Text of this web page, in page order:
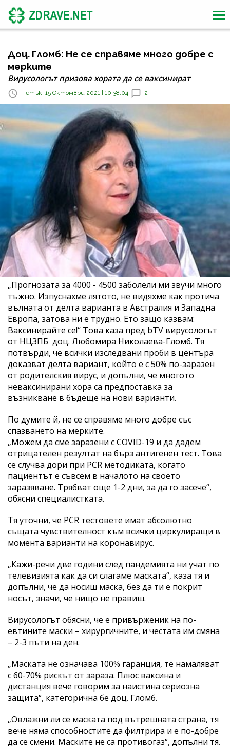
Доц. Гломб: Не се справяме много добре с
мерките
Вирусологът призова хората да се ваксинират
Петък, 15 Октомври 2021 | 10:38:04 2
„Прогнозата за 4000 - 4500 заболели ми звучи много
тъжно. Изпуснахме лятото, не видяхме как протича
вълната от делта варианта в Австралия и Запaдна
Европа, затова ни е трудно. Ето защо казвам:
Ваксинирайте се!“ Това каза пред bTV вирусологът
от НЦЗПБ доц. Любомира Николаева-Гломб. Тя
потвърди, че всички изследвани проби в центъра
доказват делта вариант, който е с 50% по-заразен
от родителския вирус, и допълни, че многото
неваксинирани хора са предпоставка за
възникване в бъдеще на нови варианти.
По думите й, не се справяме много добре със
спазването на мерките.
„Можем да сме заразени с COVID-19 и да дадем
отрицателен резултат на бърз антигенен тест. Това
се случва дори при PCR методиката, когато
пациентът е съвсем в началото на своето
заразяване. Трябват още 1-2 дни, за да го засече“,
обясни специалистката.
Тя уточни, че PCR тестовете имат абсолютно
същата чувствителност към всички циркулиращи в
момента варианти на коронавирус.
„Кажи-речи две години след пандемията ни учат по
телевизията как да си слагаме маската“, каза тя и
допълни, че да носиш маска, без да ти е покрит
носът, значи, че нищо не правиш.
Вирусологът обясни, че е привърженик на по-
евтините маски – хирургичните, и честата им смяна
– 2-3 пъти на ден.
„Маската не означава 100% гаранция, те намаляват
с 60-70% рискът от зараза. Плюс ваксина и
дистанция вече говорим за наистина сериозна
защита“, категорична бе доц. Гломб.
„Овлажни ли се маската под вътрешната страна, тя
вече няма способностите да филтрира и е по-добре
да се смени. Маските не са противогаз“, допълни тя.